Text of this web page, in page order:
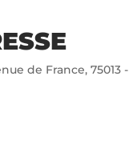
de France, 75013 -